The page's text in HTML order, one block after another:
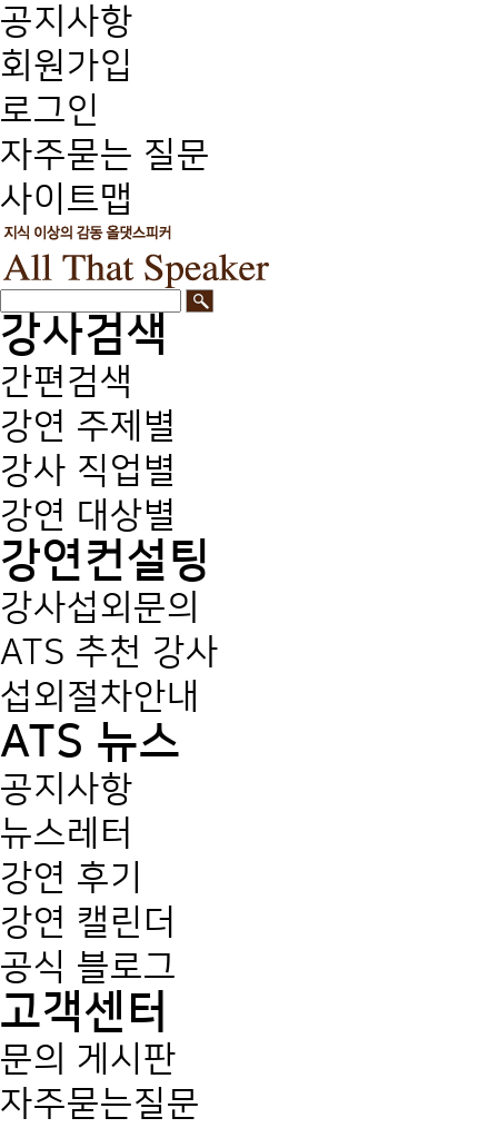
공지사항
회원가입
로그인
자주묻는 질문
사이트맵
강사검색
간편검색
강연 주제별
강사 직업별
강연 대상별
강연컨설팅
강사섭외문의
ATS 추천 강사
섭외절차안내
ATS 뉴스
공지사항
뉴스레터
강연 후기
강연 캘린더
공식 블로그
고객센터
문의 게시판
자주묻는질문